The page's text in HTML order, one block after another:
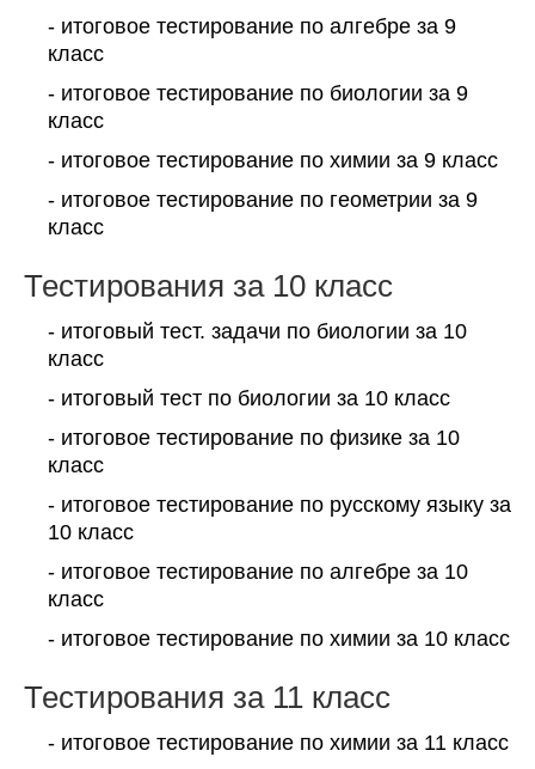
- итоговое тестирование по алгебре за 9
класс
- итоговое тестирование по биологии за 9
класс
- итоговое тестирование по химии за 9 класс
- итоговое тестирование по геометрии за 9
класс
Тестирования за 10 класс
- итоговый тест. задачи по биологии за 10
класс
- итоговый тест по биологии за 10 класс
- итоговое тестирование по физике за 10
класс
- итоговое тестирование по русскому языку за
10 класс
- итоговое тестирование по алгебре за 10
класс
- итоговое тестирование по химии за 10 класс
Тестирования за 11 класс
- итоговое тестирование по химии за 11 класс